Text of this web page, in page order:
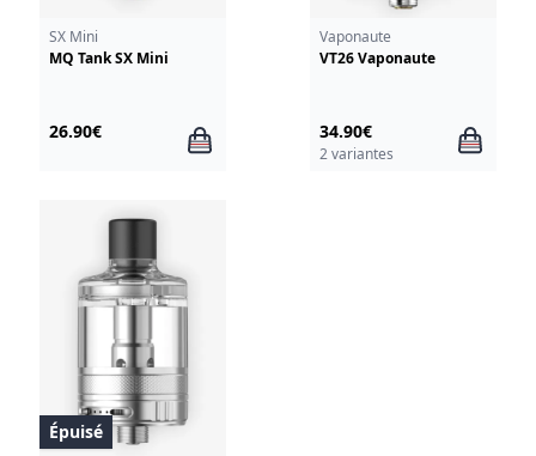
SX Mini
MQ Tank SX Mini
26.90€
Vaponaute
VT26 Vaponaute
34.90€
2 variantes
Épuisé